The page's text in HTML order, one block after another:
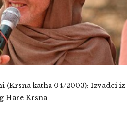
(Krsna katha 04/2003): Izvadci iz
Hare Krsna